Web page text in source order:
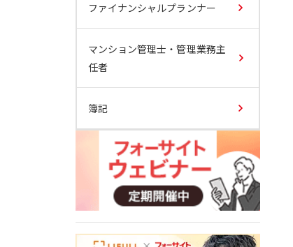
ファイナンシャルプランナー
マンション管理士・管理業務主
任者
簿記